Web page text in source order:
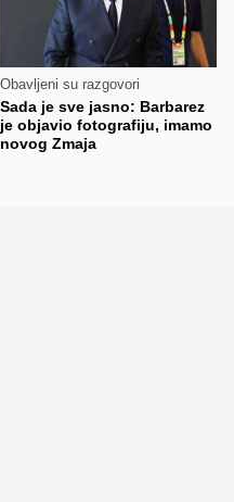
Obavljeni su razgovori
Sada je sve jasno: Barbarez
je objavio fotografiju, imamo
novog Zmaja